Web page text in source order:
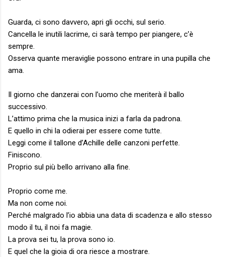
Guarda, ci sono davvero, apri gli occhi, sul serio.
Cancella le inutili lacrime, ci sarà tempo per piangere, c’è
sempre.
Osserva quante meraviglie possono entrare in una pupilla che
ama.
Il giorno che danzerai con l’uomo che meriterà il ballo
successivo.
L’attimo prima che la musica inizi a farla da padrona.
E quello in chi la odierai per essere come tutte.
Leggi come il tallone d’Achille delle canzoni perfette.
Finiscono.
Proprio sul più bello arrivano alla fine.
Proprio come me.
Ma non come noi.
Perché malgrado l’io abbia una data di scadenza e allo stesso
modo il tu, il noi fa magie.
La prova sei tu, la prova sono io.
E quel che la gioia di ora riesce a mostrare.